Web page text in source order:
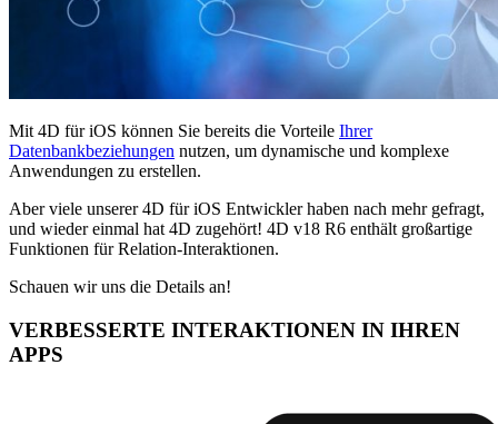
Mit 4D für iOS können Sie bereits die Vorteile Ihrer
Datenbankbeziehungen nutzen, um dynamische und komplexe
Anwendungen zu erstellen.
Aber viele unserer 4D für iOS Entwickler haben nach mehr gefragt,
und wieder einmal hat 4D zugehört! 4D v18 R6 enthält großartige
Funktionen für Relation-Interaktionen.
Schauen wir uns die Details an!
VERBESSERTE INTERAKTIONEN IN IHREN
APPS